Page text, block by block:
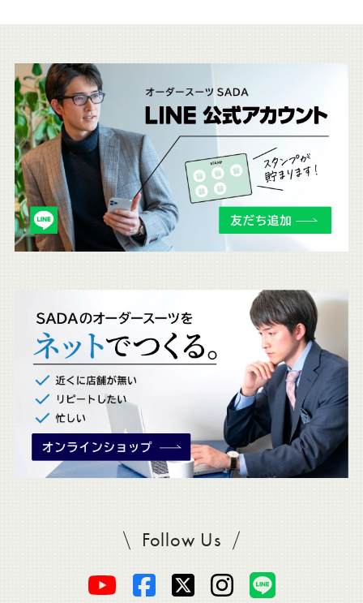
こ
ち
ら
も
チ
ェ
Follow UsSADAをフォロー
オ
オ
オ
オ